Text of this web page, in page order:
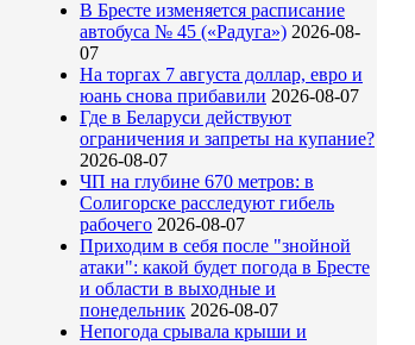
В Бресте изменяется расписание
автобуса № 45 («Радуга») 2026-08-
07
На торгах 7 августа доллар, евро и
юань снова прибавили 2026-08-07
Где в Беларуси действуют
ограничения и запреты на купание?
2026-08-07
ЧП на глубине 670 метров: в
Солигорске расследуют гибель
рабочего 2026-08-07
Приходим в себя после "знойной
атаки": какой будет погода в Бресте
и области в выходные и
понедельник 2026-08-07
Непогода срывала крыши и